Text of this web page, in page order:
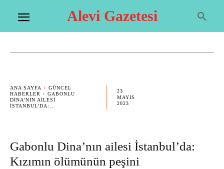
Alevi Gazetesi
ANA SAYFA
GÜNCEL
HABERLER
GABONLU
DINA’NIN AILESI
İSTANBUL’DA:...
23
MAYIS
2023
Gabonlu Dina’nın ailesi İstanbul’da:
Kızımın ölümünün peşini